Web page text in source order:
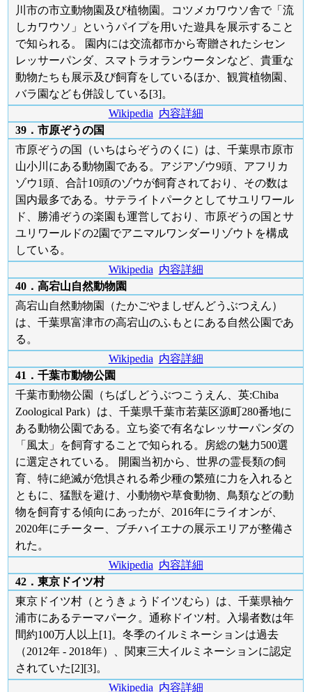
川市の市立動物園及び植物園。コツメカワウソ舎で「流
しカワウソ」というパイプを用いた遊具を展示すること
で知られる。 園内には交流都市から寄贈されたシセン
レッサーパンダ、スマトラオランウータンなど、貴重な
動物たちも展示及び飼育をしているほか、観賞植物園、
バラ園なども併設している[3]。
Wikipedia 内容詳細
39．市原ぞうの国
市原ぞうの国（いちはらぞうのくに）は、千葉県市原市
山小川にある動物園である。アジアゾウ9頭、アフリカ
ゾウ1頭、合計10頭のゾウが飼育されており、その数は
国内最多である。サテライトパークとしてサユリワール
ド、勝浦ぞうの楽園も運営しており、市原ぞうの国とサ
ユリワールドの2園でアニマルワンダーリゾウトを構成
している。
Wikipedia 内容詳細
40．高宕山自然動物園
高宕山自然動物園（たかごやましぜんどうぶつえん）
は、千葉県富津市の高宕山のふもとにある自然公園であ
る。
Wikipedia 内容詳細
41．千葉市動物公園
千葉市動物公園（ちばしどうぶつこうえん、英:Chiba
Zoological Park）は、千葉県千葉市若葉区源町280番地に
ある動物公園である。立ち姿で有名なレッサーパンダの
「風太」を飼育することで知られる。房総の魅力500選
に選定されている。 開園当初から、世界の霊長類の飼
育、特に絶滅が危惧される希少種の繁殖に力を入れると
ともに、猛獣を避け、小動物や草食動物、鳥類などの動
物を飼育する傾向にあったが、2016年にライオンが、
2020年にチーター、ブチハイエナの展示エリアが整備さ
れた。
Wikipedia 内容詳細
42．東京ドイツ村
東京ドイツ村（とうきょうドイツむら）は、千葉県袖ケ
浦市にあるテーマパーク。通称ドイツ村。入場者数は年
間約100万人以上[1]。冬季のイルミネーションは過去
（2012年 - 2018年）、関東三大イルミネーションに認定
されていた[2][3]。
Wikipedia 内容詳細